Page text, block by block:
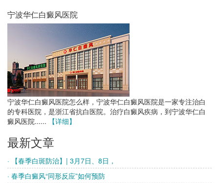
宁波华仁白癜风医院
宁波华仁白癜风医院怎么样，宁波华仁白癜风医院是一家专注治白
的专科医院，是浙江省抗白医院。治疗白癜风疾病，到宁波华仁白
癜风医院......
【详细】
最新文章
· 【春季白斑防治】| 3月7日、8日，
· 春季白癜风“同形反应”如何预防